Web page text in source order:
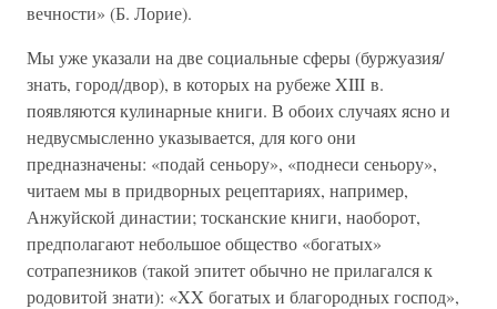
вечности» (Б. Лорие).
Мы уже указали на две социальные сферы (буржуазия/
знать, город/двор), в которых на рубеже XIII в.
появляются кулинарные книги. В обоих случаях ясно и
недвусмысленно указывается, для кого они
предназначены: «подай сеньору», «поднеси сеньору»,
читаем мы в придворных рецептариях, например,
Анжуйской династии; тосканские книги, наоборот,
предполагают небольшое общество «богатых»
сотрапезников (такой эпитет обычно не прилагался к
родовитой знати): «XX богатых и благородных господ»,